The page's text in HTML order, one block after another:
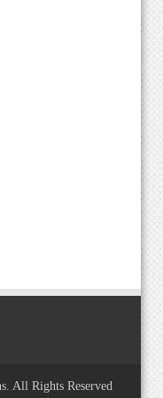
. All Rights Reserved